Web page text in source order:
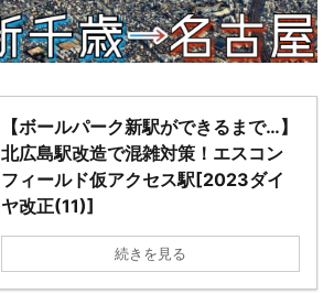
【ボールパーク新駅ができるまで…】
北広島駅改造で混雑対策！エスコン
フィールド仮アクセス駅[2023ダイ
ヤ改正(11)]
続きを見る